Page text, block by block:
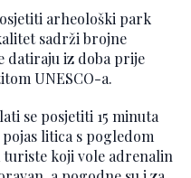
arheološki park
sadrži brojne
datiraju iz doba prije
UNESCO-a.
se posjetiti 15 minuta
litica s pogledom
turiste koji vole adrenalin